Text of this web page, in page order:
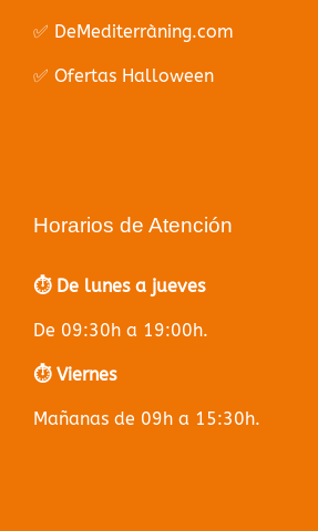
✅ DeMediterràning.com
✅ Ofertas Halloween
Horarios de Atención
⏱️ De lunes a jueves
De 09:30h a 19:00h.
⏱️ Viernes
Mañanas de 09h a 15:30h.